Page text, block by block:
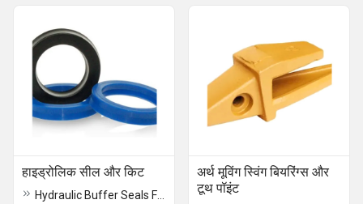
हाइड्रोलिक सील और किट
अर्थ मूविंग स्विंग बियरिंग्स और
टूथ पॉइंट